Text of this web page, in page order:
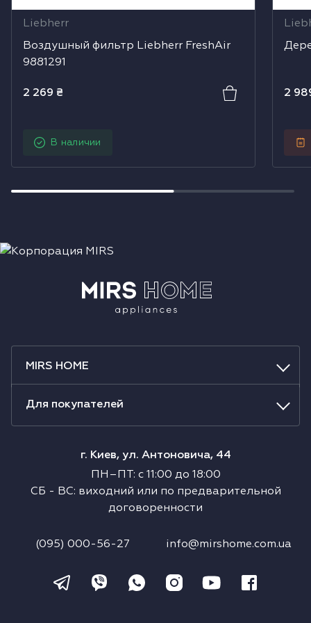
Liebherr
Воздушный фильтр Liebherr FreshAir
9881291
2 269 ₴
В наличии
2
MIRS HOME
Для покупателей
г. Киев, ул. Антоновича, 44
ПН–ПТ : с11:00 до 18:00
СБ - ВС: виходний или по предварительной
договоренности
info@mirshome.com.ua
(095) 000-56-27